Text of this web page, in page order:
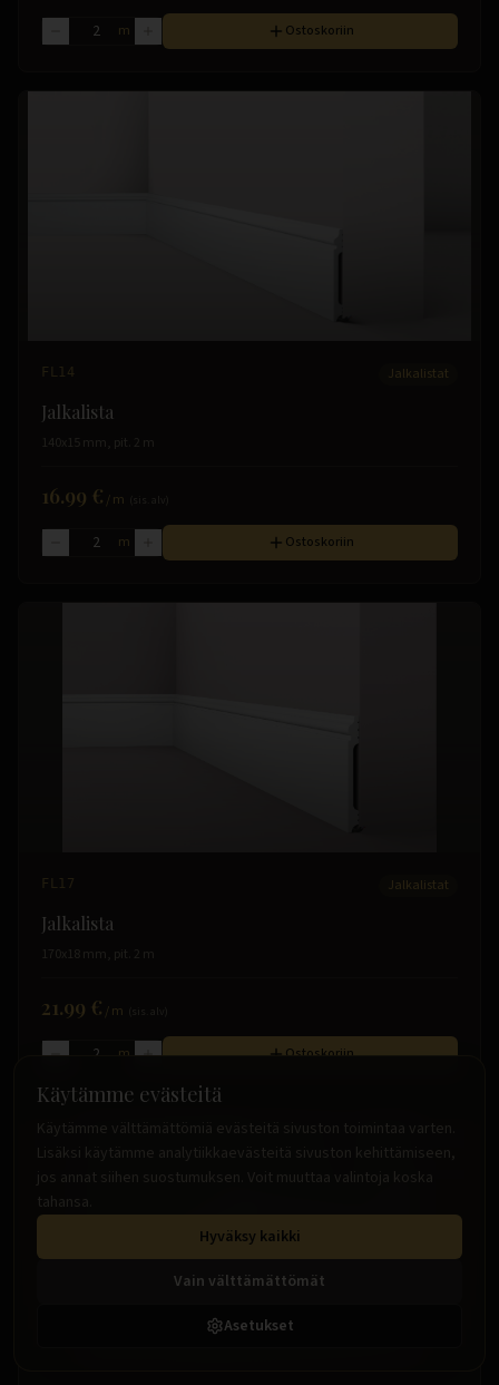
m Ostoskoriin
FL14 Jalkalistat
Jalkalista
140x15 mm, pit. 2 m
16.99 € /m
m Ostoskoriin
FL17 Jalkalistat
Jalkalista
170x18 mm, pit. 2 m
21.99 € /m
m Ostoskoriin
Käytämme evästeitä
Käytämme välttämättömiä evästeitä sivuston toimintaa varten.
Lisäksi käytämme analytiikkaevästeitä sivuston kehittämiseen,
jos annat siihen suostumuksen. Voit muuttaa valintoja koska
tahansa.
Hyväksy kaikki
Vain välttämättömät
Asetukset